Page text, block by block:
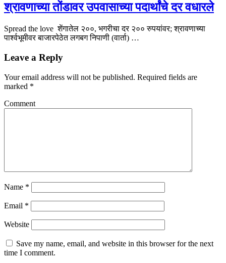
श्रावणाच्या तोंडावर उपवासाच्या पदार्थांचे दर वधारले
Spread the love शेंगातेल २००, भगरीचा दर २०० रुपयांवर; श्रावणाच्या
पार्श्वभूमीवर बाजारपेठेत लगबग निपाणी (वार्ता) …
Leave a Reply
Your email address will not be published. Required fields are
marked *
Comment
Name *
Email *
Website
Save my name, email, and website in this browser for the next
time I comment.